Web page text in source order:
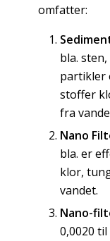
omfatter:
bla.
partikler
stoffer
fra
Nano
bla. er
klor,
vandet.
Nano-
0,0020